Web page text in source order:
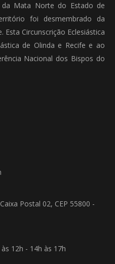
Mata Norte do Estado de
foi desmembrado da
Esta Circunscrição Eclesiástica
de Olinda e Recife e ao
Nacional dos Bispos do
Postal 02, CEP 55800 -
12h - 14h às 17h